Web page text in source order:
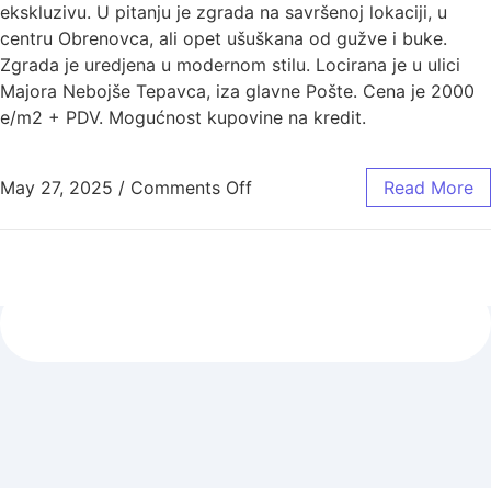
ekskluzivu. U pitanju je zgrada na savršenoj lokaciji, u
centru Obrenovca, ali opet ušuškana od gužve i buke.
Zgrada je uredjena u modernom stilu. Locirana je u ulici
Majora Nebojše Tepavca, iza glavne Pošte. Cena je 2000
e/m2 + PDV. Mogućnost kupovine na kredit.
May 27, 2025 / Comments Off Read More